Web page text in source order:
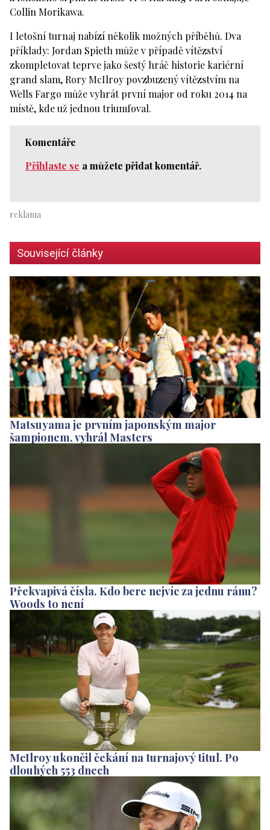
Collin Morikawa.
I letošní turnaj nabízí několik možných příběhů. Dva
příklady: Jordan Spieth může v případě vítězství
zkompletovat teprve jako šestý hráč historie kariérní
grand slam, Rory McIlroy povzbuzený vítězstvím na
Wells Fargo může vyhrát první major od roku 2014 na
místě, kde už jednou triumfoval.
Komentáře
Přihlaste se a můžete přidat komentář.
Související články
Matsuyama je prvním japonským major
šampionem, vyhrál Masters
Překvapivá čísla. Kdo bere nejvíc za jednu ránu?
Woods to není
McIlroy ukončil čekání na turnajový titul. Po
dlouhých 553 dnech